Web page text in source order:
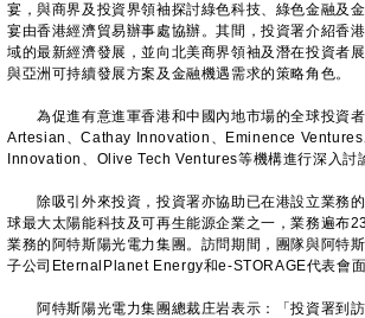
宴，與商界及投資界領袖探討綠色科技、綠色金融及
宴由香港經濟貿易辦事處協辦。其間，投資署介紹香
域的最新經濟發展，並向北美商界領袖及潛在投資者
與亞洲可持續發展方案及金融機遇需求的策略角色。
為促進有意進軍香港和中國內地市場的全球投資者
Artesian、Cathay Innovation、Eminence Ventures
Innovation、Olive Tech Ventures等機構進行深入討
除吸引外來投資，投資署亦協助已在港設立業務的
球最大太陽能科技及可再生能源企業之一，業務遍布
業務的阿特斯陽光電力集團。訪問期間，團隊與阿特
子公司EternalPlanet Energy和e-STORAGE代表會面
阿特斯陽光電力集團總裁庄岩表示：「投資署到訪